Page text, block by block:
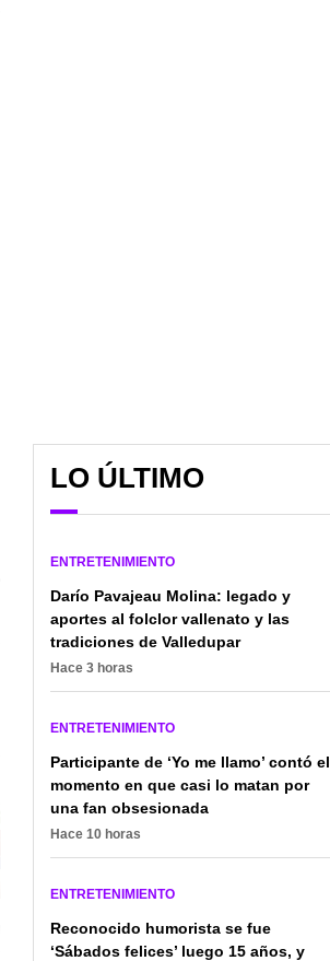
Periodista echó al agua
a equipo de Aída Victoria
LO ÚLTIMO
ENTRETENIMIENTO
Darío Pavajeau Molina: legado y
aportes al folclor vallenato y las
tradiciones de Valledupar
Hace 3 horas
ENTRETENIMIENTO
Participante de ‘Yo me llamo’ contó el
momento en que casi lo matan por
una fan obsesionada
Hace 10 horas
ENTRETENIMIENTO
Reconocido humorista se fue
‘Sábados felices’ luego 15 años, y